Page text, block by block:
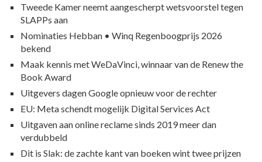
Tweede Kamer neemt aangescherpt wetsvoorstel tegen
SLAPPs aan
Nominaties Hebban • Winq Regenboogprijs 2026
bekend
Maak kennis met WeDaVinci, winnaar van de Renew the
Book Award
Uitgevers dagen Google opnieuw voor de rechter
EU: Meta schendt mogelijk Digital Services Act
Uitgaven aan online reclame sinds 2019 meer dan
verdubbeld
Dit is Slak: de zachte kant van boeken wint twee prijzen